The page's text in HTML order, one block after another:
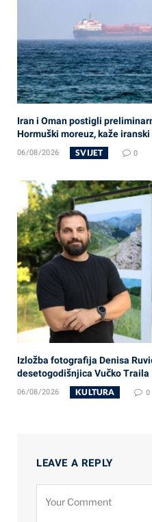
Iran i Oman postigli
Hormuški moreuz, kaže
06/08/2026 SVIJET 0
Izložba fotografija Denisa
desetogodišnjica Vučko Traila
06/08/2026 KULTURA 0
LEAVE A REPLY